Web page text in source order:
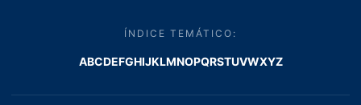
ÍNDICE TEMÁTICO:
ABCDEFGHIJKLMNOPQRSTUVWXYZ